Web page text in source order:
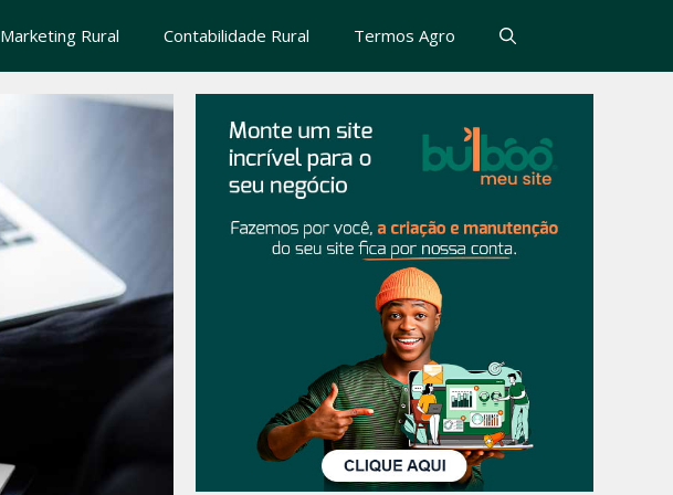
Marketing Rural Contabilidade Rural Termos Agro